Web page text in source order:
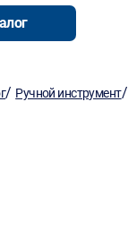
/ Ручной инструмент/